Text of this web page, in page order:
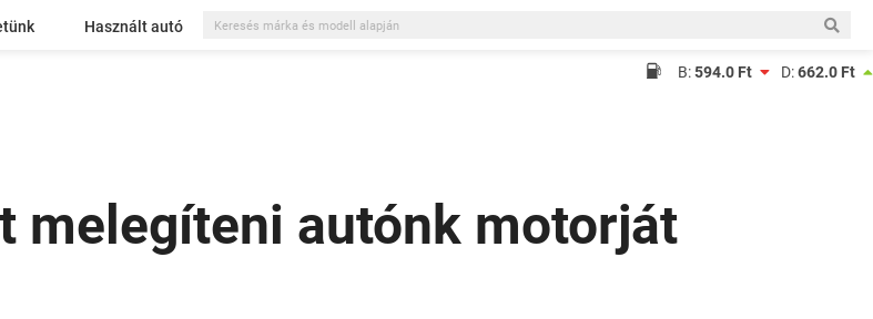
Használt autó
B:594.0 Ft D:662.0 Ft
melegíteni autónk motorját